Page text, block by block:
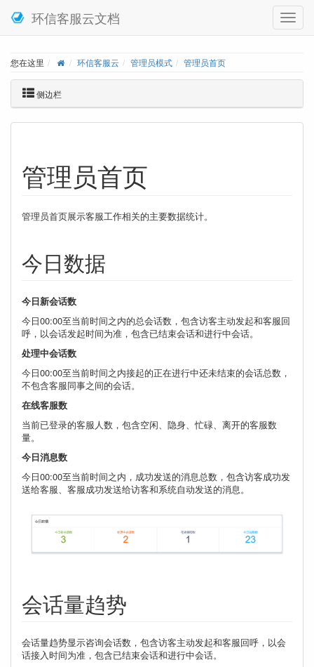
环信客服云文档
您在这里 环信客服云 管理员模式 管理员首页
侧边栏
管理员首页
管理员首页展示客服工作相关的主要数据统计。
今日数据
今日新会话数
今日00:00至当前时间之内的总会话数，包含访客主动发起和客服回
呼，以会话发起时间为准，包含已结束会话和进行中会话。
处理中会话数
今日00:00至当前时间之内接起的正在进行中还未结束的会话总数，
不包含客服同事之间的会话。
在线客服数
当前已登录的客服人数，包含空闲、隐身、忙碌、离开的客服数
量。
今日消息数
今日00:00至当前时间之内，成功发送的消息总数，包含访客成功发
送给客服、客服成功发送给访客和系统自动发送的消息。
会话量趋势
会话量趋势显示咨询会话数，包含访客主动发起和客服回呼，以会
话接入时间为准，包含已结束会话和进行中会话。